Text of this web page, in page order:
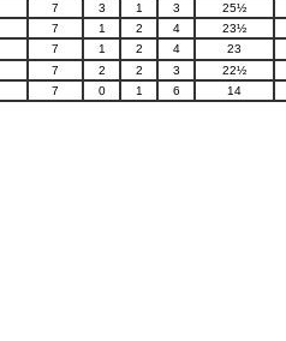
7 3 1 3
25½
7 1 2 4
23½
7 1 2 4
23
7 2 2 3
22½
7 0 1 6 14